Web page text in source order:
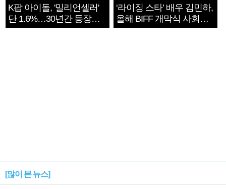
K팝 아이돌, '밀리언셀러'
단 1.6%…30년간 등장
1182개팀 전수조사
‘라이징 스타’ 배우 김민하,
올해 BIFF 개막식 사회자
확정
[많이 본 뉴스]